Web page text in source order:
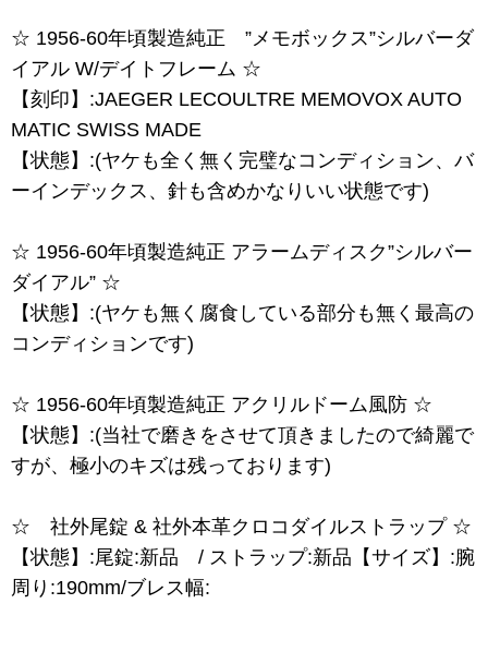
☆ 1956-60年頃製造純正 ”メモボックス”シルバーダ
イアル W/デイトフレーム ☆
【刻印】:JAEGER LECOULTRE MEMOVOX AUTO
MATIC SWISS MADE
【状態】:(ヤケも全く無く完璧なコンディション、バ
ーインデックス、針も含めかなりいい状態です)
☆ 1956-60年頃製造純正 アラームディスク”シルバー
ダイアル” ☆
【状態】:(ヤケも無く腐食している部分も無く最高の
コンディションです)
☆ 1956-60年頃製造純正 アクリルドーム風防 ☆
【状態】:(当社で磨きをさせて頂きましたので綺麗で
すが、極小のキズは残っております)
☆ 社外尾錠 & 社外本革クロコダイルストラップ ☆
【状態】:尾錠:新品 / ストラップ:新品【サイズ】:腕
周り:190mm/ブレス幅: